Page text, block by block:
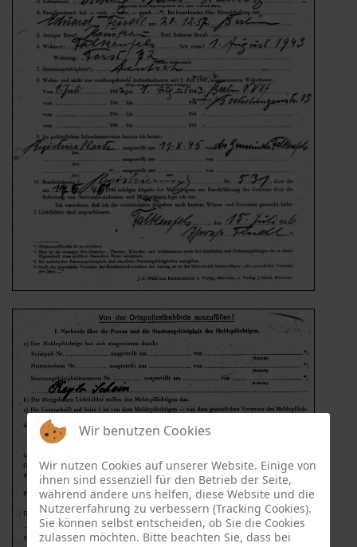
Wir benutzen Cookies
Wir nutzen Cookies auf unserer Website. Einige von
ihnen sind essenziell für den Betrieb der Seite,
während andere uns helfen, diese Website und die
Nutzererfahrung zu verbessern (Tracking Cookies).
Sie können selbst entscheiden, ob Sie die Cookies
zulassen möchten. Bitte beachten Sie, dass bei